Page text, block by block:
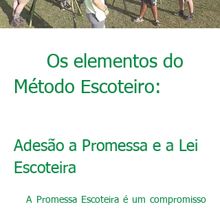
Os elementos do
Método Escoteiro:
Adesão a Promessa e a Lei
Escoteira
A Promessa Escoteira é um compromisso